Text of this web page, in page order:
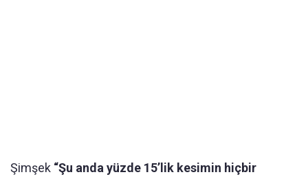
Şimşek “Şu anda yüzde 15’lik kesimin hiçbir